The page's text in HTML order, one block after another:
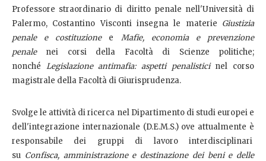
Professore straordinario di diritto penale nell'Università di
Palermo, Costantino Visconti insegna le materie Giustizia
penale e costituzionee Mafie, economia e prevenzione
penale nei corsi della Facoltà di Scienze politiche;
nonché Legislazione antimafia: aspetti penalistici nel corso
magistrale della Facoltà di Giurisprudenza.
Svolge le attività di ricerca nel Dipartimento di studi europei e
dell'integrazione internazionale (D.E.M.S.) ove attualmente è
responsabile dei gruppi di lavoro interdisciplinari
su Confisca, amministrazione e destinazione dei beni e delle